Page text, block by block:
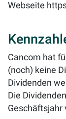
Webseite
Cancom hat
(noch) keine
Dividenden
Die
Geschäftsjahr